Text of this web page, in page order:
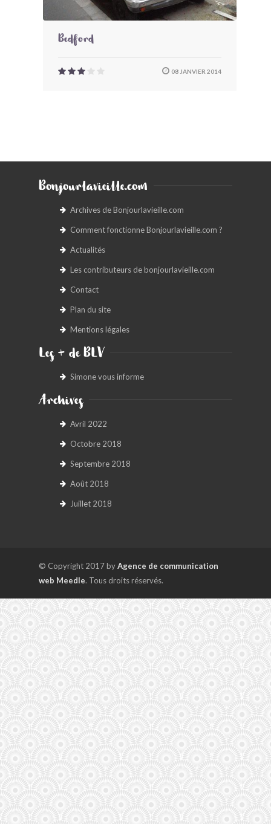
Bedford
08 JANVIER 2014
Bonjourlavieille.com
Archives de Bonjourlavieille.com
Comment fonctionne Bonjourlavieille.com ?
Actualités
Les contributeurs de bonjourlavieille.com
Contact
Plan du site
Mentions légales
Les + de BLV
Simone vous informe
Archives
Avril 2022
Octobre 2018
Septembre 2018
Août 2018
Juillet 2018
© Copyright 2017 byAgence de communication
web Meedle. Tous droits réservés.